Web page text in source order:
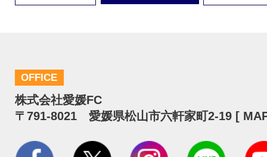
OFFICE
株式会社愛媛FC
〒791-8021 愛媛県松山市六軒家町2-19 [